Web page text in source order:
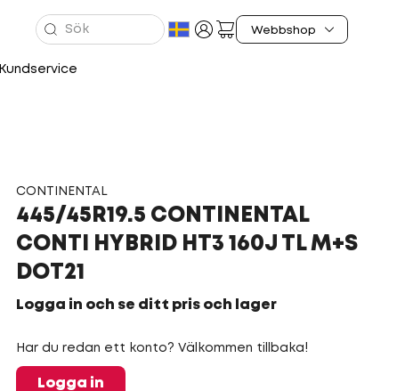
Kundservice
CONTINENTAL
445/45R19.5 CONTINENTAL
CONTI HYBRID HT3 160J TL M+S
DOT21
Logga in och se ditt pris och lager
Har du redan ett konto? Välkommen tillbaka!
Logga in